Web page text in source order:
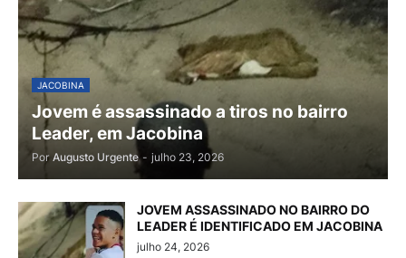
JACOBINA
Jovem é assassinado a tiros no bairro
Leader, em Jacobina
Por Augusto Urgente - julho 23, 2026
JOVEM ASSASSINADO NO BAIRRO DO
LEADER É IDENTIFICADO EM JACOBINA
julho 24, 2026